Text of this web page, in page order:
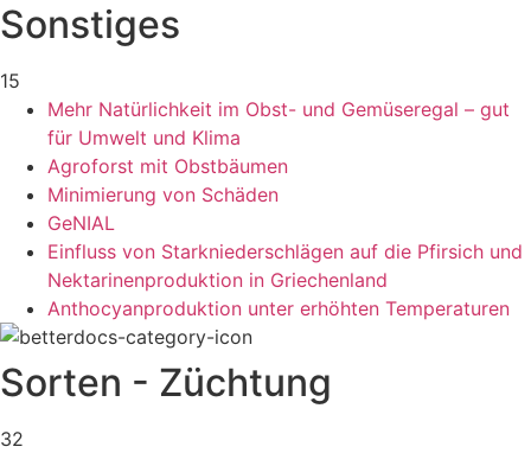
Sonstiges
15
Mehr Natürlichkeit im Obst- und Gemüseregal – gut
für Umwelt und Klima
Agroforst mit Obstbäumen
Minimierung von Schäden
GeNIAL
Einfluss von Starkniederschlägen auf die Pfirsich und
Nektarinenproduktion in Griechenland
Anthocyanproduktion unter erhöhten Temperaturen
Sorten - Züchtung
32